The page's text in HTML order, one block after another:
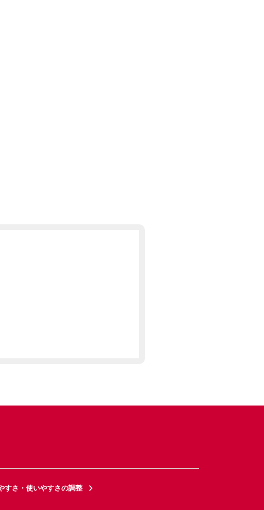
すさ・使いやすさの調整